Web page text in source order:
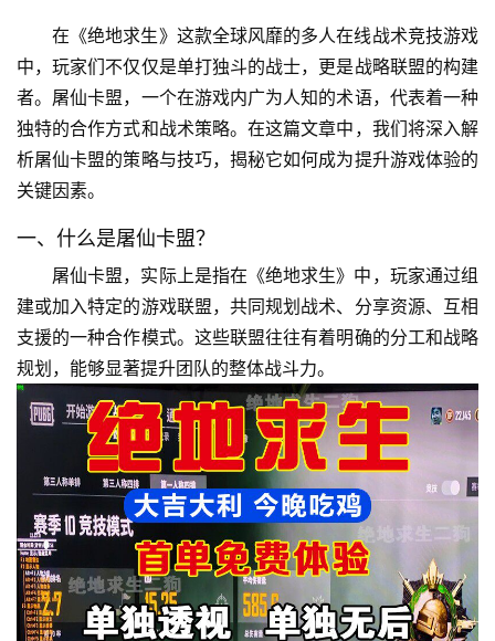
在《绝地求生》这款全球风靡的多人在线战术竞技游戏
中，玩家们不仅仅是单打独斗的战士，更是战略联盟的构建
者。屠仙卡盟，一个在游戏内广为人知的术语，代表着一种
独特的合作方式和战术策略。在这篇文章中，我们将深入解
析屠仙卡盟的策略与技巧，揭秘它如何成为提升游戏体验的
关键因素。
一、什么是屠仙卡盟？
屠仙卡盟，实际上是指在《绝地求生》中，玩家通过组
建或加入特定的游戏联盟，共同规划战术、分享资源、互相
支援的一种合作模式。这些联盟往往有着明确的分工和战略
规划，能够显著提升团队的整体战斗力。